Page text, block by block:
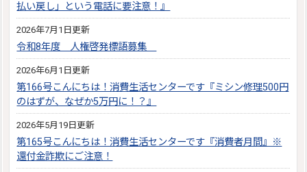
払い戻し」という電話に要注意！』
2026年7月1日更新
令和8年度 人権啓発標語募集
2026年6月1日更新
第166号こんにちは！消費生活センターです『ミシン修理500円
のはずが、なぜか5万円に！？』
2026年5月19日更新
第165号こんにちは！消費生活センターです『消費者月間』※
還付金詐欺にご注意！